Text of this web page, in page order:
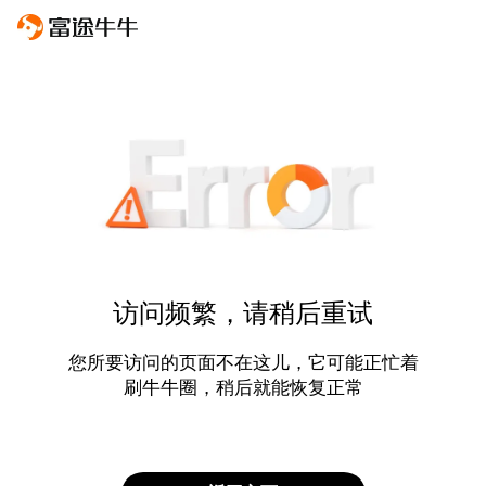
访问频繁，请稍后重试
您所要访问的页面不在这儿，它可能正忙着
刷牛牛圈，稍后就能恢复正常